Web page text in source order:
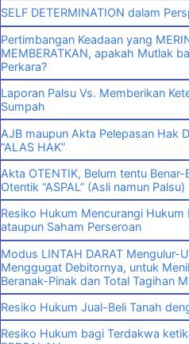
SELF DETERMINATION dalam
Pertimbangan Keadaan yang
MEMBERATKAN, apakah Mutlak
Perkara?
Laporan Palsu Vs. Memberikan
Sumpah
AJB maupun Akta Pelepasan Hak
“ALAS HAK”
Akta OTENTIK, Belum tentu
Otentik “ASPAL” (Asli namun Palsu)
Resiko Hukum Mencurangi
ataupun Saham Perseroan
Modus LINTAH DARAT Mengulur-
Menggugat Debitornya, untuk
Beranak-Pinak dan Total Tagihan
Resiko Hukum Jual-Beli Tanah
Resiko Hukum bagi Terdakwa